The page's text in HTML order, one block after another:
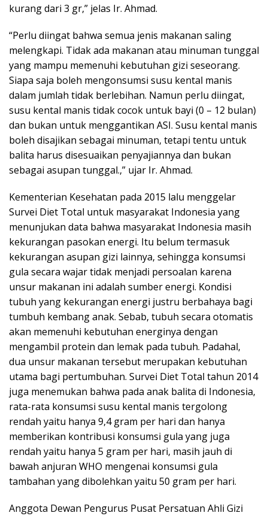
kurang dari 3 gr,” jelas Ir. Ahmad.
“Perlu diingat bahwa semua jenis makanan saling
melengkapi. Tidak ada makanan atau minuman tunggal
yang mampu memenuhi kebutuhan gizi seseorang.
Siapa saja boleh mengonsumsi susu kental manis
dalam jumlah tidak berlebihan. Namun perlu diingat,
susu kental manis tidak cocok untuk bayi (0 – 12 bulan)
dan bukan untuk menggantikan ASI. Susu kental manis
boleh disajikan sebagai minuman, tetapi tentu untuk
balita harus disesuaikan penyajiannya dan bukan
sebagai asupan tunggal.,” ujar Ir. Ahmad.
Kementerian Kesehatan pada 2015 lalu menggelar
Survei Diet Total untuk masyarakat Indonesia yang
menunjukan data bahwa masyarakat Indonesia masih
kekurangan pasokan energi. Itu belum termasuk
kekurangan asupan gizi lainnya, sehingga konsumsi
gula secara wajar tidak menjadi persoalan karena
unsur makanan ini adalah sumber energi. Kondisi
tubuh yang kekurangan energi justru berbahaya bagi
tumbuh kembang anak. Sebab, tubuh secara otomatis
akan memenuhi kebutuhan energinya dengan
mengambil protein dan lemak pada tubuh. Padahal,
dua unsur makanan tersebut merupakan kebutuhan
utama bagi pertumbuhan. Survei Diet Total tahun 2014
juga menemukan bahwa pada anak balita di Indonesia,
rata-rata konsumsi susu kental manis tergolong
rendah yaitu hanya 9,4 gram per hari dan hanya
memberikan kontribusi konsumsi gula yang juga
rendah yaitu hanya 5 gram per hari, masih jauh di
bawah anjuran WHO mengenai konsumsi gula
tambahan yang dibolehkan yaitu 50 gram per hari.
Anggota Dewan Pengurus Pusat Persatuan Ahli Gizi